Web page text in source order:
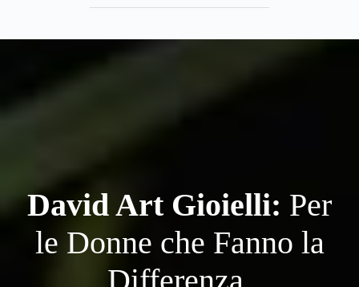
150,00 €.
80,00 €.
David Art Gioielli: Per
le Donne che Fanno la
Differenza.